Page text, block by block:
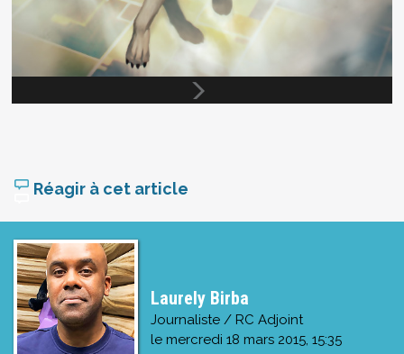
Réagir à cet article
Laurely Birba
Journaliste / RC Adjoint
le mercredi 18 mars 2015, 15:35